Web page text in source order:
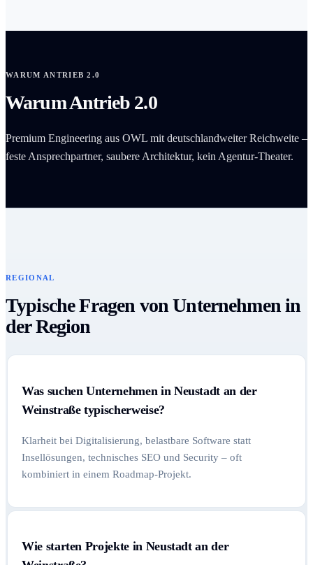
WARUM ANTRIEB 2.0
Warum Antrieb 2.0
Premium Engineering aus OWL mit deutschlandweiter Reichweite –
feste Ansprechpartner, saubere Architektur, kein Agentur-Theater.
REGIONAL
Typische Fragen von Unternehmen in
der Region
Was suchen Unternehmen in Neustadt an der
Weinstraße typischerweise?
Klarheit bei Digitalisierung, belastbare Software statt
Insellösungen, technisches SEO und Security – oft
kombiniert in einem Roadmap-Projekt.
Wie starten Projekte in Neustadt an der